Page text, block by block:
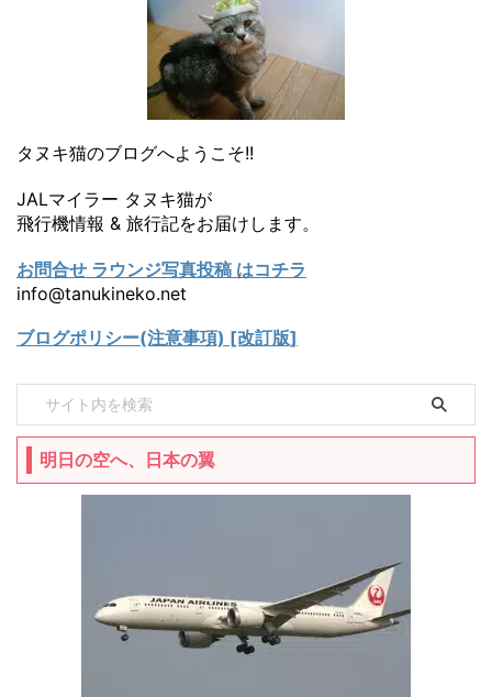
タヌキ猫のブログへようこそ!!
JALマイラー タヌキ猫が
飛行機情報 & 旅行記をお届けします。
お問合せ ラウンジ写真投稿 はコチラ
info@tanukineko.net
ブログポリシー(注意事項) [改訂版]
明日の空へ、日本の翼